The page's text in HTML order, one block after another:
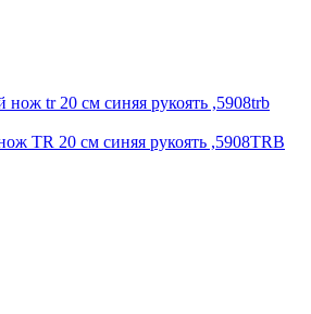
TR 20 см синяя рукоять ,5908TRB